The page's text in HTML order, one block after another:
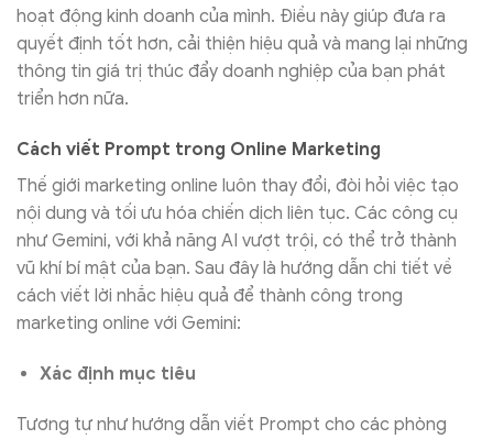
hoạt động kinh doanh của mình. Điều này giúp đưa ra
quyết định tốt hơn, cải thiện hiệu quả và mang lại những
thông tin giá trị thúc đẩy doanh nghiệp của bạn phát
triển hơn nữa.
Cách viết Prompt trong Online Marketing
Thế giới marketing online luôn thay đổi, đòi hỏi việc tạo
nội dung và tối ưu hóa chiến dịch liên tục. Các công cụ
như Gemini, với khả năng AI vượt trội, có thể trở thành
vũ khí bí mật của bạn. Sau đây là hướng dẫn chi tiết về
cách viết lời nhắc hiệu quả để thành công trong
marketing online với Gemini:
Xác định mục tiêu
Tương tự như hướng dẫn viết Prompt cho các phòng